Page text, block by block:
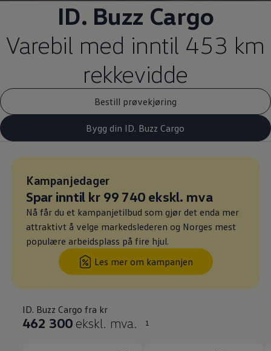
ID. Buzz Cargo
Varebil med inntil 453 km
rekkevidde
Bestill prøvekjøring
Bygg din ID. Buzz Cargo
Leasingpris:
Kampanjedager
Ny pris:
Spar inntil kr 99 740 ekskl. mva
Nå får du et kampanjetilbud som gjør det enda mer
attraktivt å velge markedslederen og Norges mest
populære arbeidsplass på fire hjul.
Les mer om kampanjen
ID. Buzz Cargo fra kr
462 300 ekskl. mva. 1